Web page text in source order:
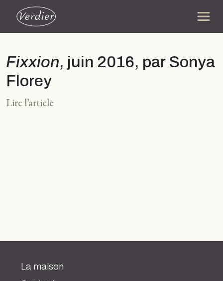
Fixxion, juin 2016, par Sonya
Florey
Lire l’article
La maison